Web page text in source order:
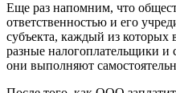
Еще раз напомним, что
ответственностью и его
субъекта, каждый из которых
разные налогоплательщики и
они выполняют